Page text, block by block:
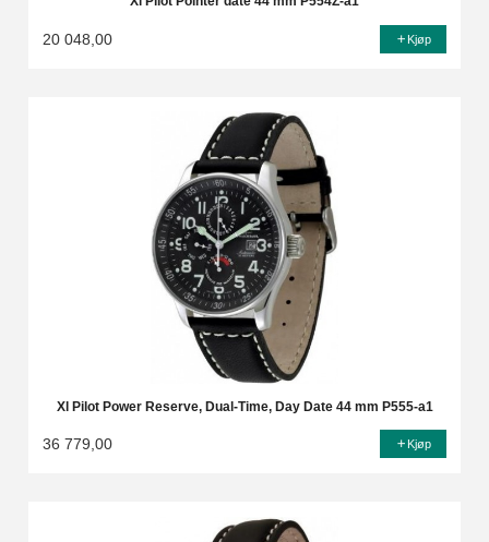
20 048,00 Kjøp
Xl Pilot Power Reserve, Dual-Time, Day Date 44 mm P555-a1
36 779,00 Kjøp